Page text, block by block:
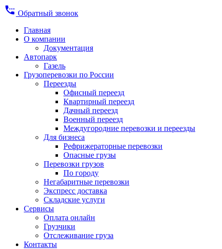
settings_phone Обратный звонок
Главная
О компании
Документация
Автопарк
Газель
Грузоперевозки по России
Переезды
Офисный переезд
Квартирный переезд
Дачный переезд
Военный переезд
Междугородние перевозки и переезды
Для бизнеса
Рефрижераторные перевозки
Опасные грузы
Перевозки грузов
По городу
Негабаритные перевозки
Экспресс доставка
Складские услуги
Сервисы
Оплата онлайн
Грузчики
Отслеживание груза
Контакты